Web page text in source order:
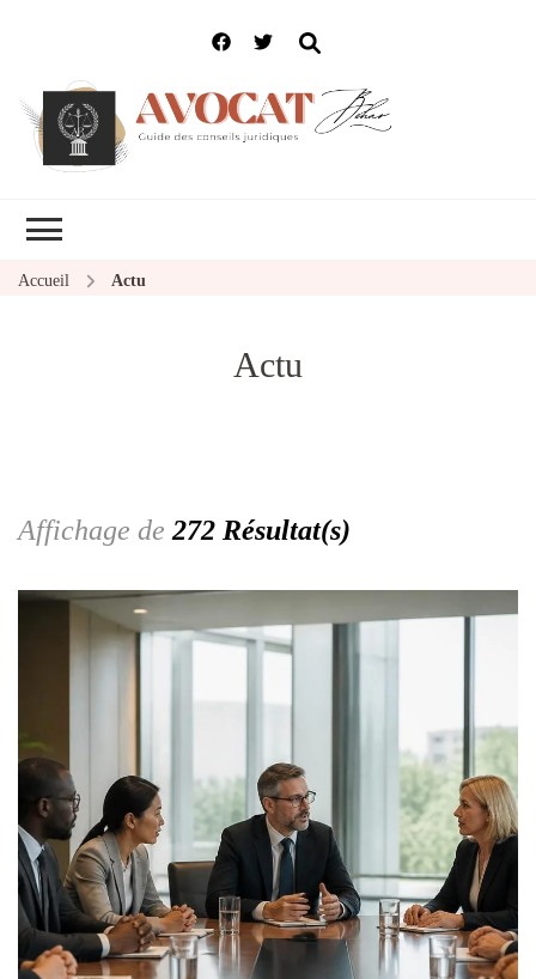
Accueil Actu
Actu
Affichage de272 Résultat(s)